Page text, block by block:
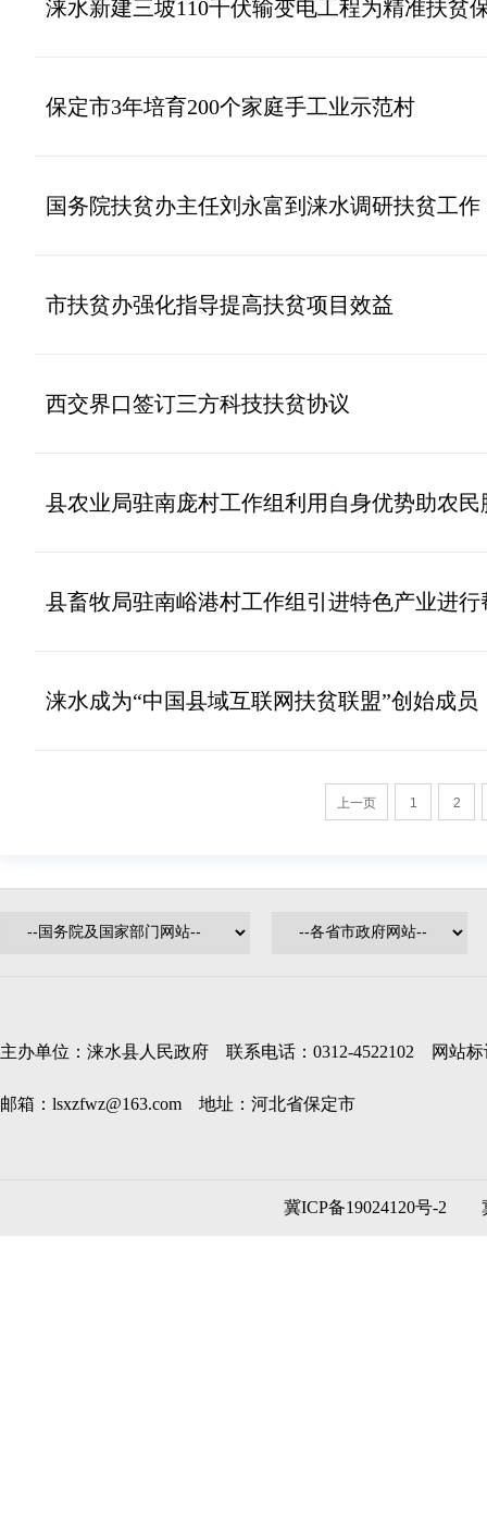
涞水新建三坡110千伏输变电工程为精准扶贫
保定市3年培育200个家庭手工业示范村
国务院扶贫办主任刘永富到涞水调研扶贫工作
市扶贫办强化指导提高扶贫项目效益
西交界口签订三方科技扶贫协议
县农业局驻南庞村工作组利用自身优势助农民
县畜牧局驻南峪港村工作组引进特色产业进行
涞水成为“中国县域互联网扶贫联盟”创始成员
上一页 1 2
主办单位：涞水县人民政府 联系电话：0312-4522102 网站标
邮箱：lsxzfwz@163.com 地址：河北省保定市
冀ICP备19024120号-2